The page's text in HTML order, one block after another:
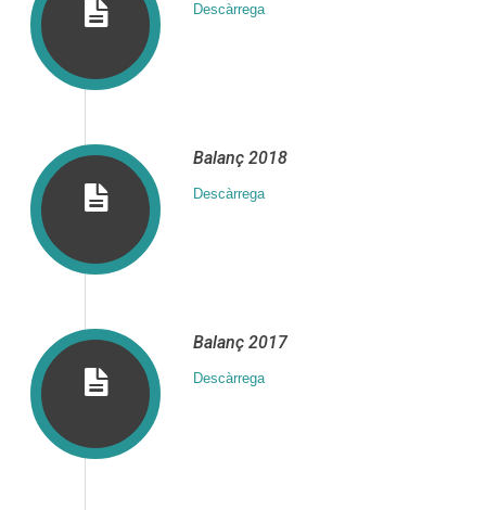
Descàrrega
Balanç 2018
Descàrrega
Balanç 2017
Descàrrega